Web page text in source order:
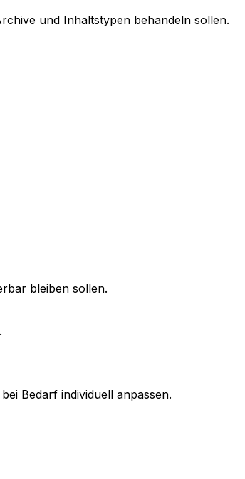
und Inhaltstypen behandeln sollen.
bleiben sollen.
Bedarf individuell anpassen.